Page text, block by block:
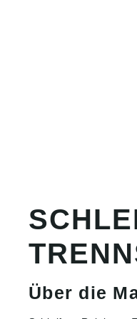
Über die